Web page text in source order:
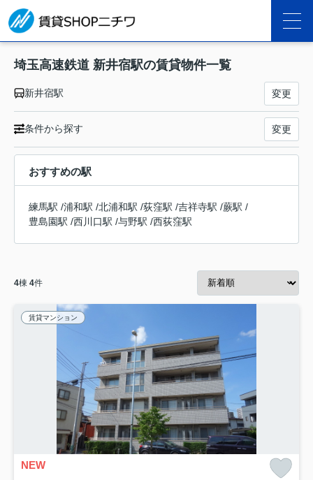
埼玉高速鉄道 新井宿駅の賃貸物件一覧
新井宿駅 変更
条件から探す 変更
おすすめの駅
練馬駅 /浦和駅 /北浦和駅 /荻窪駅 /吉祥寺駅 /蕨駅 /
豊島園駅 /西川口駅 /与野駅 /西荻窪駅
4棟 4件
賃貸マンション
NEW